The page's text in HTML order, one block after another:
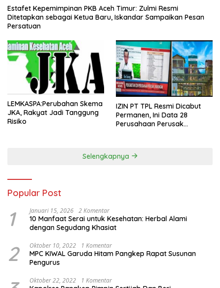
Estafet Kepemimpinan PKB Aceh Timur: Zulmi Resmi
Ditetapkan sebagai Ketua Baru, Iskandar Sampaikan Pesan
Persatuan
LEMKASPA:Perubahan Skema
JKA, Rakyat Jadi Tanggung
Risiko
IZIN PT TPL Resmi Dicabut
Permanen, Ini Data 28
Perusahaan Perusak
Selengkapnya
Popular Post
1 Januari 15, 2026 2 Komentar
10 Manfaat Serai untuk Kesehatan: Herbal Alami
dengan Segudang Khasiat
2 Oktober 10, 2022 1 Komentar
MPC KIWAL Garuda Hitam Pangkep Rapat Susunan
Pengurus
Oktober 22, 2022 1 Komentar